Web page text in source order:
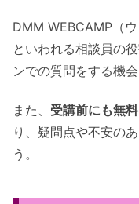
DMM WEBCAMP（
といわれる相談員の
ンでの質問をする機
また、 受講前にも無
り、疑問点や不安の
う。